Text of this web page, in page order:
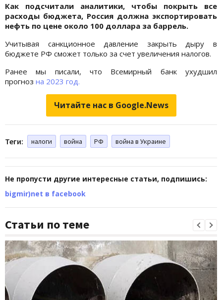
Как подсчитали аналитики, чтобы покрыть все
расходы бюджета, Россия должна экспортировать
нефть по цене около 100 доллара за баррель.
Учитывая санкционное давление закрыть дыру в
бюджете РФ сможет только за счет увеличения налогов.
Ранее мы писали, что Всемирный банк ухудшил
прогноз на 2023 год.
Читайте нас в Google.News
Теги: налоги война РФ война в Украине
Не пропусти другие интересные статьи, подпишись:
bigmir)net в facebook
Статьи по теме